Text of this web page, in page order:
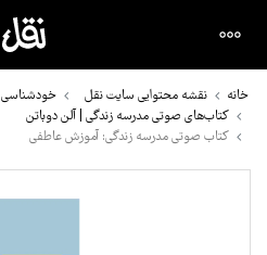
خانه نقشه محتوایی سایت نقل خودشناسی
کتاب‌های صوتی مدرسه زندگی | آلن دوباتن
کتاب صوتی مدرسه زندگی: آموزش عاطفی